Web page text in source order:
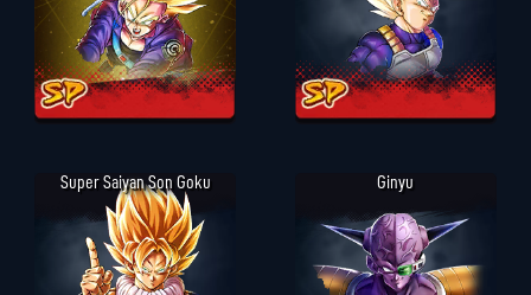
Super Saiyan Son Goku Ginyu